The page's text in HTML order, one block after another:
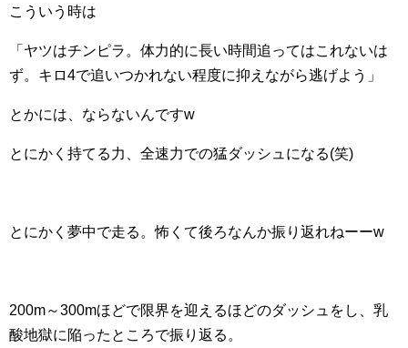
こういう時は
「ヤツはチンピラ。体力的に長い時間追ってはこれないは
ず。キロ4で追いつかれない程度に抑えながら逃げよう」
とかには、ならないんですw
とにかく持てる力、全速力での猛ダッシュになる(笑)
とにかく夢中で走る。怖くて後ろなんか振り返れねーーw
200m～300mほどで限界を迎えるほどのダッシュをし、乳
酸地獄に陥ったところで振り返る。